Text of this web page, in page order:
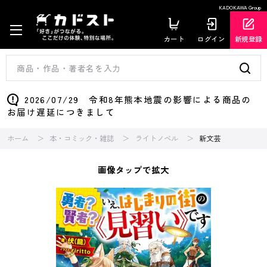
KADOKAWA Group
カート ログイン 新規登録
2026/07/29 令和8年熊本地震の影響による商品の
お届け遅延につきまして
ホーム 本・コミック・雑誌 ライトノベル 新文芸
画像タップで拡大